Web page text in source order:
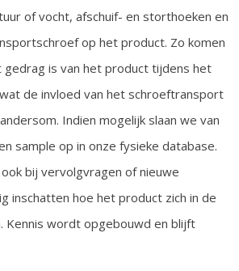
of vocht, afschuif- en storthoeken en
op het product. Zo komen
is van het product tijdens het
de invloed van het schroeftransport
Indien mogelijk slaan we van
sample op in onze fysieke database.
bij vervolgvragen of nieuwe
inschatten hoe het product zich in de
Kennis wordt opgebouwd en blijft